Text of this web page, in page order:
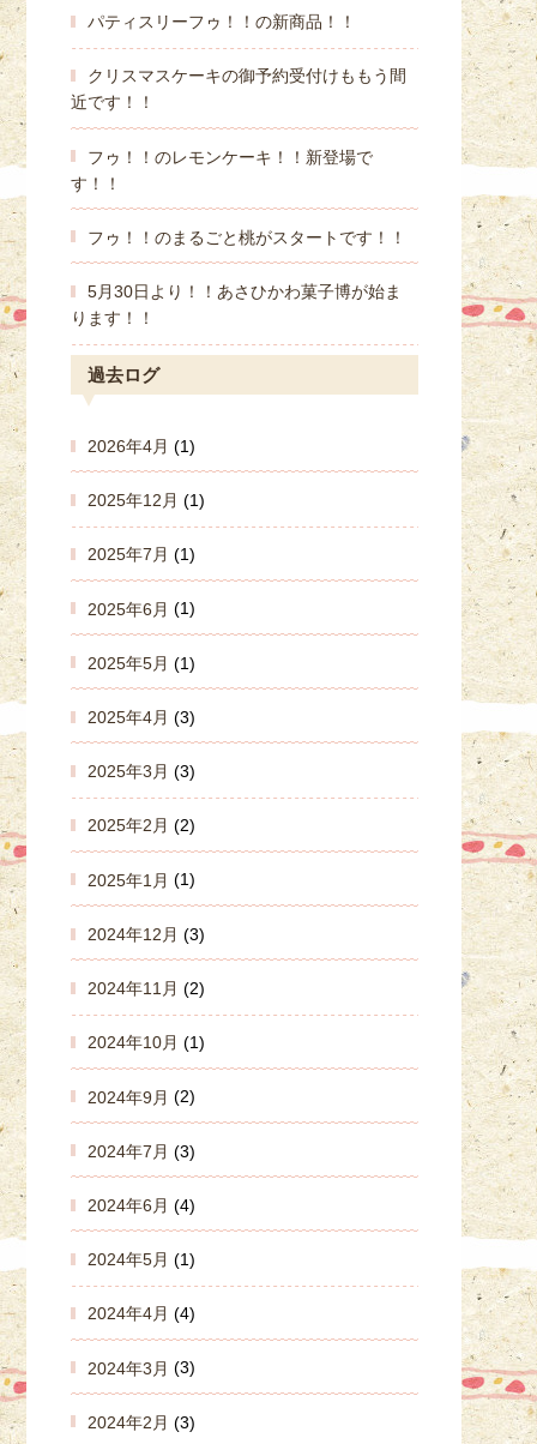
パティスリーフゥ！！の新商品！！
クリスマスケーキの御予約受付けももう間
近です！！
フゥ！！のレモンケーキ！！新登場で
す！！
フゥ！！のまるごと桃がスタートです！！
5月30日より！！あさひかわ菓子博が始ま
ります！！
過去ログ
2026年4月 (1)
2025年12月 (1)
2025年7月 (1)
2025年6月 (1)
2025年5月 (1)
2025年4月 (3)
2025年3月 (3)
2025年2月 (2)
2025年1月 (1)
2024年12月 (3)
2024年11月 (2)
2024年10月 (1)
2024年9月 (2)
2024年7月 (3)
2024年6月 (4)
2024年5月 (1)
2024年4月 (4)
2024年3月 (3)
2024年2月 (3)